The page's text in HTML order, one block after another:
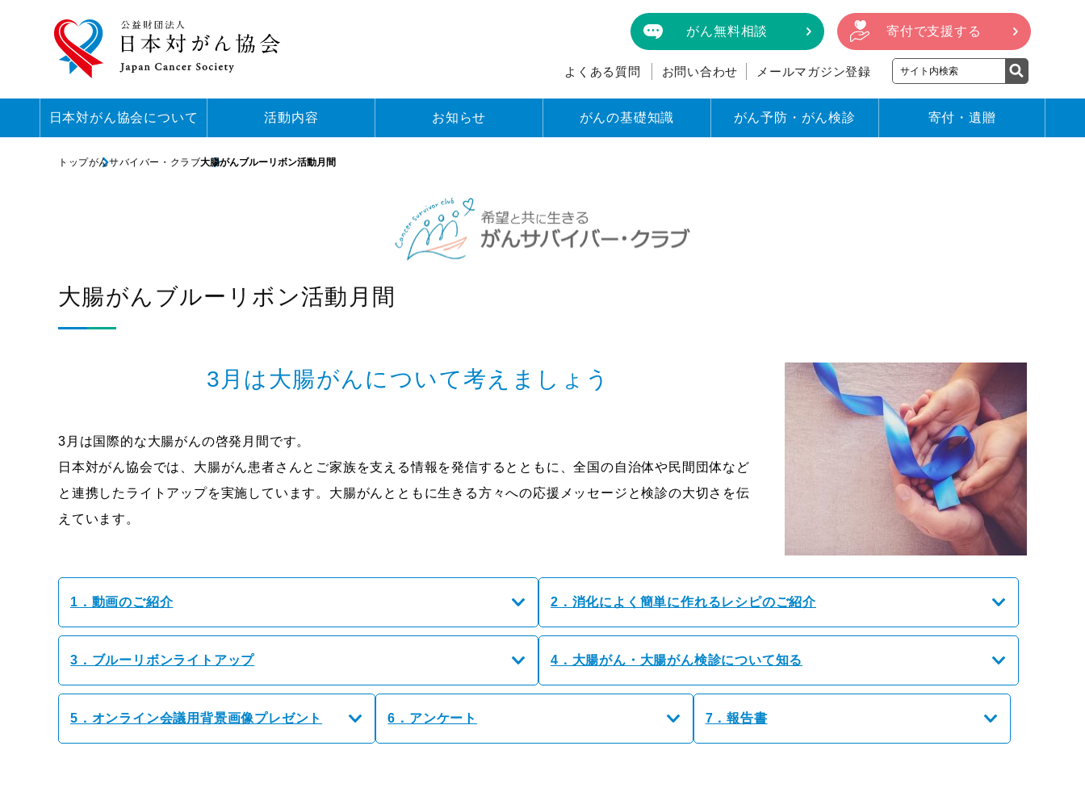
がん無料相談 寄付で支援する
よくある質問 お問い合わせ メールマガジン登録
日本対がん協会について 活動内容 お知らせ がんの基礎知識 がん予防・がん検診 寄付・遺贈
トップがんサバイバー・クラブ大腸がんブルーリボン活動月間
大腸がんブルーリボン活動月間
3月は大腸がんについて考えましょう
3月は国際的な大腸がんの啓発月間です。
日本対がん協会では、大腸がん患者さんとご家族を支える情報を発信するとともに、全国の自治体や民間団体など
と連携したライトアップを実施しています。大腸がんとともに生きる方々への応援メッセージと検診の大切さを伝
えています。
1．動画のご紹介 2．消化によく簡単に作れるレシピのご紹介
3．ブルーリボンライトアップ 4．大腸がん・大腸がん検診について知る
5．オンライン会議用背景画像プレゼント 6．アンケート 7．報告書